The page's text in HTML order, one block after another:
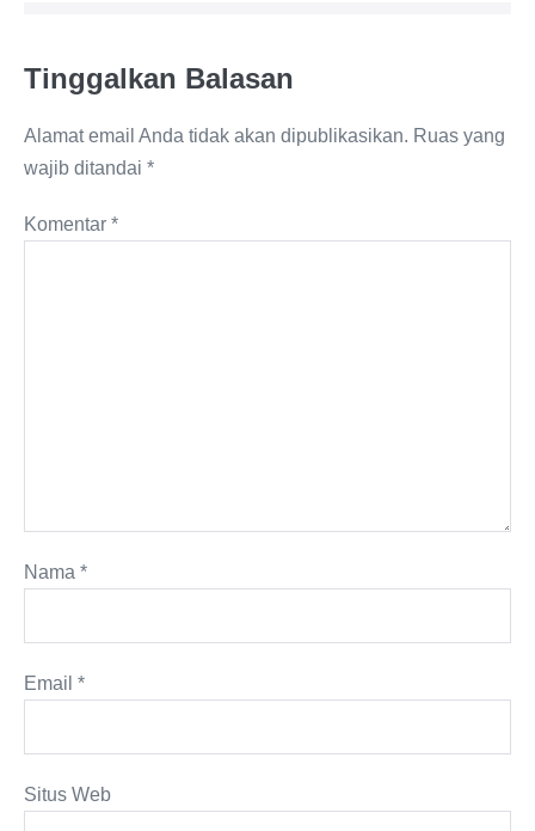
Tinggalkan Balasan
Alamat email Anda tidak akan dipublikasikan. Ruas yang
wajib ditandai *
Komentar *
Nama *
Email *
Situs Web